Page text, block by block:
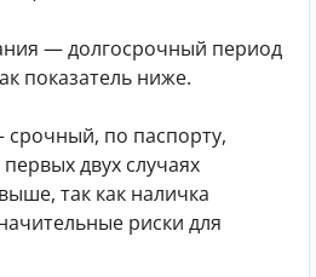
— долгосрочный период
показатель ниже.
по паспорту,
двух случаях
так как наличка
риски для